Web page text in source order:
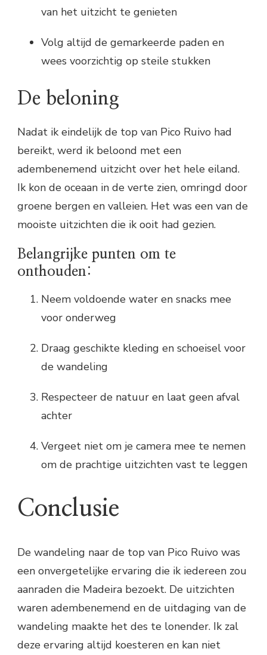
van het uitzicht te genieten
Volg altijd de gemarkeerde paden en
wees voorzichtig op steile stukken
De beloning
Nadat ik eindelijk de top van Pico Ruivo had
bereikt, werd ik beloond met een
adembenemend uitzicht over het hele eiland.
Ik kon de oceaan in de verte zien, omringd door
groene bergen en valleien. Het was een van de
mooiste uitzichten die ik ooit had gezien.
Belangrijke punten om te
onthouden:
Neem voldoende water en snacks mee
voor onderweg
Draag geschikte kleding en schoeisel voor
de wandeling
Respecteer de natuur en laat geen afval
achter
Vergeet niet om je camera mee te nemen
om de prachtige uitzichten vast te leggen
Conclusie
De wandeling naar de top van Pico Ruivo was
een onvergetelijke ervaring die ik iedereen zou
aanraden die Madeira bezoekt. De uitzichten
waren adembenemend en de uitdaging van de
wandeling maakte het des te lonender. Ik zal
deze ervaring altijd koesteren en kan niet